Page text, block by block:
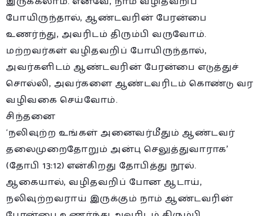
போயிருந்தால், ஆண்டவரின் பேரன்பை
உணர்ந்து, அவரிடம் திரும்பி வருவோம்.
மற்றவர்கள் வழிதவறிப் போயிருந்தால்,
அவர்களிடம் ஆண்டவரின் பேரன்பை எடுத்துச்
சொல்லி, அவர்களை ஆண்டவரிடம் கொண்டு வர
வழிவகை செய்வோம்.
சிந்தனை
‘நலிவுற்ற உங்கள் அனைவர்மீதும் ஆண்டவர்
தலைமுறைதோறும் அன்பு செலுத்துவாராக’
(தோபி 13:12) என்கிறது தோபித்து நூல்.
ஆகையால், வழிதவறிப் போன ஆடாய்,
நலிவுற்றவராய் இருக்கும் நாம் ஆண்டவரின்